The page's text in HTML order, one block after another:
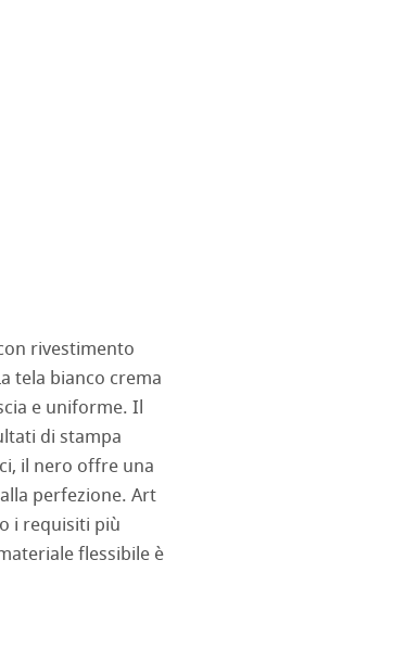
rivestimento
tela bianco crema
e uniforme. Il
di stampa
il nero offre una
perfezione. Art
i requisiti più
flessibile è